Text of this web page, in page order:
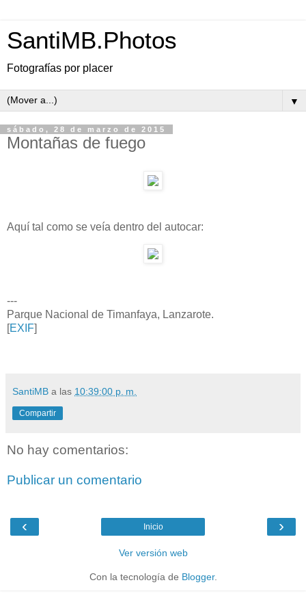
SantiMB.Photos
Fotografías por placer
▼
sábado, 28 de marzo de 2015
Montañas de fuego
Aquí tal como se veía dentro del autocar:
---
Parque Nacional de Timanfaya, Lanzarote.
[EXIF]
SantiMB a las 10:39:00 p. m.
Compartir
No hay comentarios:
Publicar un comentario
‹ ›
Inicio
Ver versión web
Con la tecnología de Blogger.